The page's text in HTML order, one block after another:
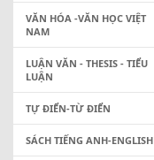
VĂN HÓA -VĂN HỌC VIỆT
NAM
LUẬN VĂN - THESIS - TIỂU
LUẬN
TỰ ĐIỂN-TỪ ĐIỂN
SÁCH TIẾNG ANH-ENGLISH